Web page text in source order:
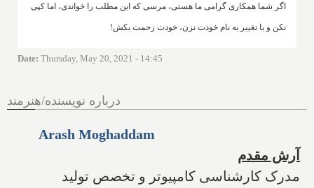
اگر شما همکاری گرامی ما هستی، مرسی که این مطلب را خواندی، اما کپی
نکن و با تغییر به نام خودت نزن، خودت زحمت بکش!
Date: Thursday, May 20, 2021 - 14:45
درباره نویسنده/هنرمند
Arash Moghaddam
آرش مقدم
مدرک کارشناسی کامپیوتر و تخصص تولید